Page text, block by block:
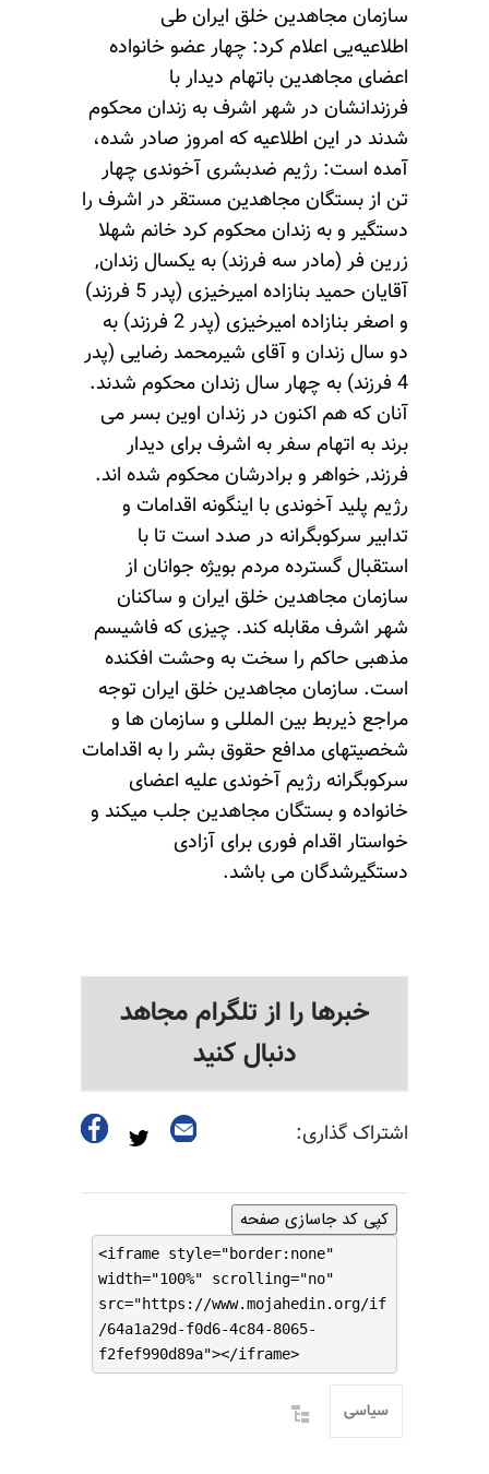
سازمان مجاهدین خلق ایران طی
اطلاعیه‌یی اعلام کرد: چهار عضو خانواده
اعضای مجاهدین باتهام دیدار با
فرزندانشان در شهر اشرف به زندان محکوم
شدند در این اطلاعیه که امروز صادر شده،
آمده است: رژیم ضدبشری آخوندی چهار
تن از بستگان مجاهدین مستقر در اشرف را
دستگیر و به زندان محکوم کرد خانم شهلا
زرین فر (مادر سه فرزند) به یکسال زندان,
آقایان حمید بنازاده امیرخیزی (پدر 5 فرزند)
و اصغر بنازاده امیرخیزی (پدر 2 فرزند) به
دو سال زندان و آقای شیرمحمد رضایی (پدر
4 فرزند) به چهار سال زندان محکوم شدند.
آنان که هم اکنون در زندان اوین بسر می
برند به اتهام سفر به اشرف برای دیدار
فرزند, خواهر و برادرشان محکوم شده اند.
رژیم پلید آخوندی با اینگونه اقدامات و
تدابیر سرکوبگرانه در صدد است تا با
استقبال گسترده مردم بویژه جوانان از
سازمان مجاهدین خلق ایران و ساکنان
شهر اشرف مقابله کند. چیزی که فاشیسم
مذهبی حاکم را سخت به وحشت افکنده
است. سازمان مجاهدین خلق ایران توجه
مراجع ذیربط بین المللی و سازمان ها و
شخصیتهای مدافع حقوق بشر را به اقدامات
سرکوبگرانه رژیم آخوندی علیه اعضای
خانواده و بستگان مجاهدین جلب میکند و
خواستار اقدام فوری برای آزادی
دستگیرشدگان می باشد.
خبرها را از تلگرام مجاهد
دنبال کنید
اشتراک گذاری:
کپی کد جاسازی صفحه
<iframe style="border:none"
width="100%" scrolling="no"
src="https://www.mojahedin.org/if
/64a1a29d-f0d6-4c84-8065-
f2fef990d89a"></iframe>
سیاسی